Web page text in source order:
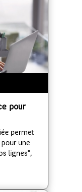
pour
permet
une
lignes",